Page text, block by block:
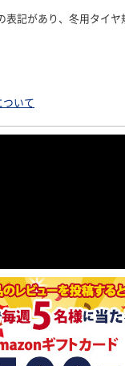
記があり、冬用タイヤ
ついて